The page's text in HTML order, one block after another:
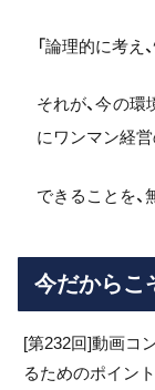
「論理的に考え
それが、今の
にワンマン経営
できることを、
今だからこ
[第232回]動画コ
るためのポイン